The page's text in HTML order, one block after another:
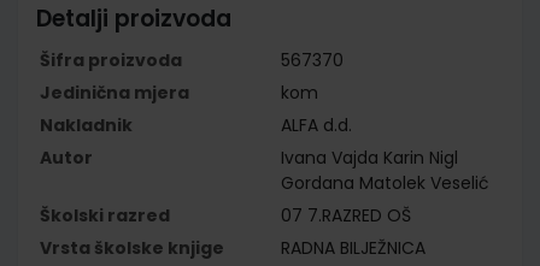
Detalji proizvoda
Šifra proizvoda
567370
Jedinična mjera
kom
Nakladnik
ALFA d.d.
Autor
Ivana Vajda Karin Nigl
Gordana Matolek Veselić
Školski razred
07 7.RAZRED OŠ
Vrsta školske knjige
RADNA BILJEŽNICA